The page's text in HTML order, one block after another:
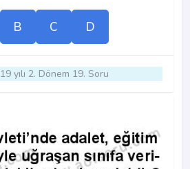
B C D
yılı 2. Dönem 19. Soru